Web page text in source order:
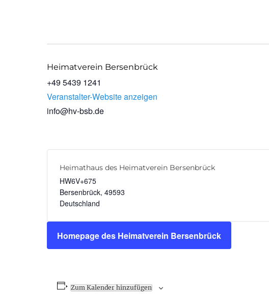
Heimatverein Bersenbrück
+49 5439 1241
Veranstalter-Website anzeigen
info@hv-bsb.de
Heimathaus des Heimatverein Bersenbrück
HW6V+675
Bersenbrück, 49593
Deutschland
Homepage des Heimatverein Bersenbrück
Zum Kalender hinzufügen